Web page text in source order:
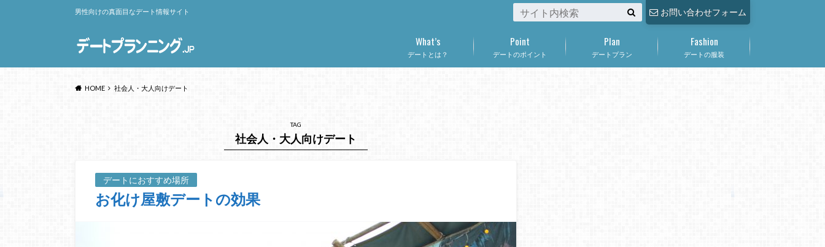
男性向けの真面目なデート情報サイト お問い合わせフォーム
デートとは？
What’s
デートのポイント
Point
デートプラン
Plan
デートの服装
Fashion
HOME 社会人・大人向けデート
TAG
社会人・大人向けデート
デートにおすすめ場所
お化け屋敷デートの効果